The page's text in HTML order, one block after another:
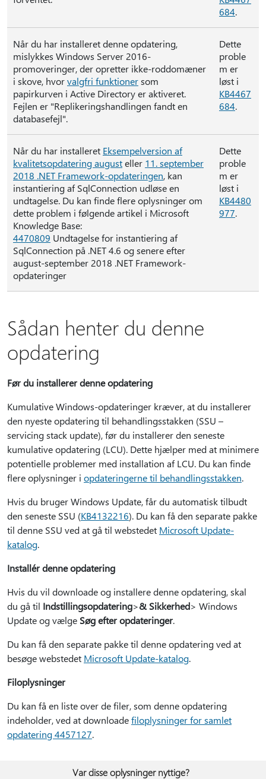
684.
Når du har installeret denne opdatering,
mislykkes Windows Server 2016-
promoveringer, der opretter ikke-roddomæner
i skove, hvorvalgfri funktionersom
papirkurven i Active Directory er aktiveret.
Fejlen er "Replikeringshandlingen fandt en
databasefejl".
Dette
proble
m er
løst i
KB4467
684.
Når du har installeret Eksempelversion af
kvalitetsopdatering augusteller 11. september
2018 .NET Framework-opdateringen, kan
instantiering af SqlConnection udløse en
undtagelse. Du kan finde flere oplysninger om
dette problem i følgende artikel i Microsoft
Knowledge Base:
4470809 Undtagelse for instantiering af
SqlConnection på .NET 4.6 og senere efter
august-september 2018 .NET Framework-
opdateringer
Dette
proble
m er
løst i
KB4480
977.
Sådan henter du denne
opdatering
Før du installerer denne opdatering
Kumulative Windows-opdateringer kræver, at du installerer
den nyeste opdatering til behandlingsstakken (SSU –
servicing stack update), før du installerer den seneste
kumulative opdatering (LCU). Dette hjælper med at minimere
potentielle problemer med installation af LCU. Du kan finde
flere oplysninger i opdateringerne til behandlingsstakken.
Hvis du bruger Windows Update, får du automatisk tilbudt
den seneste SSU (KB4132216). Du kan få den separate pakke
til denne SSU ved at gå til webstedet Microsoft Update-
katalog.
Installér denne opdatering
Hvis du vil downloade og installere denne opdatering, skal
du gå til Indstillingsopdatering>& Sikkerhed> Windows
Update og vælge Søg efter opdateringer.
Du kan få den separate pakke til denne opdatering ved at
besøge webstedet Microsoft Update-katalog.
Filoplysninger
Du kan få en liste over de filer, som denne opdatering
indeholder, ved at downloadefiloplysninger for samlet
opdatering 4457127.
Var disse oplysninger nyttige?